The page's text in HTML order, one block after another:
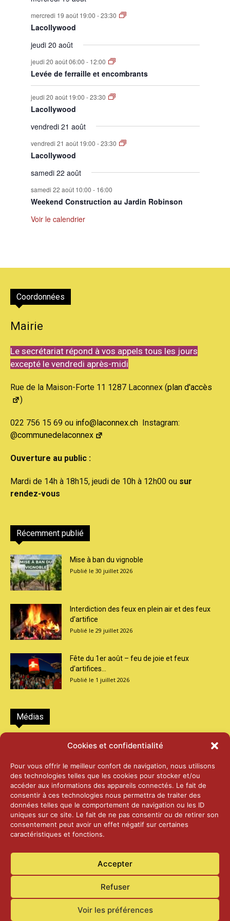
Cookies et confidentialité
Pour vous offrir le meilleur confort de navigation, nous utilisons
des technologies telles que les cookies pour stocker et/ou
accéder aux informations des appareils connectés. Le fait de
consentir à ces technologies nous permettra de traiter des
données telles que le comportement de navigation ou les ID
uniques sur ce site. Le fait de ne pas consentir ou de retirer son
consentement peut avoir un effet négatif sur certaines
caractéristiques et fonctions.
Accepter
Refuser
Voir les préférences
mercredi 19 août 19:00 -23:30
Lacollywood
jeudi 20 août
jeudi 20 août 06:00 - 12:00
Levée de ferraille et encombrants
jeudi 20 août 19:00 -23:30
Lacollywood
vendredi 21 août
vendredi 21 août 19:00 -23:30
Lacollywood
samedi 22 août
samedi 22 août 10:00 - 16:00
Weekend Construction au Jardin Robinson
Voir le calendrier
Coordonnées
Mairie
Le secrétariat répond à vos appels tous les jours
excepté le vendredi après-midi
Rue de la Maison-Forte 11 1287 Laconnex (plan d'accès
)
022 756 15 69 ou info@laconnex.ch Instagram:
@communedelaconnex
Ouverture au public :
Mardi de 14h à 18h15, jeudi de 10h à 12h00 ou sur
rendez-vous
Récemment publié
Mise à ban du vignoble
30 juillet 2026
Interdiction des feux en plein air et des feux
d’artifice
29 juillet 2026
Fête du 1er août – feu de joie et feux
d’artifices...
1 juillet 2026
Médias
2026 – Laiterie d’Orsières et Abbaye de St-
25 juin 2026
2025 – Palais Fédéral – Berne
25 juin 2026
14 janvier 2025
Actualités Contact Confidentialité